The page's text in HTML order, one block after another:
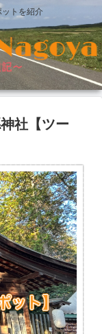
トを紹介
社【ツー